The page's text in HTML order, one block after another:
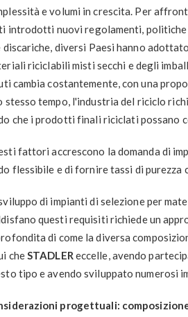
e volumi in crescita. Per
introdotti nuovi regolamenti,
discariche, diversi Paesi hanno
riciclabili misti secchi e degli
cambia costantemente, con una
stesso tempo, l'industria del riciclo
che i prodotti finali riciclati possano
fattori accrescono la domanda di
flessibile e di fornire tassi di purezza
di impianti di selezione per
questi requisiti richiede un
di come la diversa
che STADLER eccelle, avendo
tipo e avendo sviluppato numerosi
progettuali: